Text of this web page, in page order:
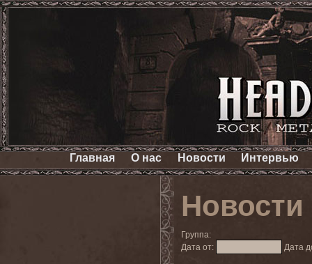
Главная О нас Новости Интервью
Новости
Группа:
Дата от:
Дата